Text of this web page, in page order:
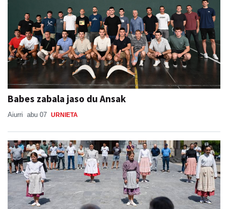
Babes zabala jaso du Ansak
Aiurri abu 07 URNIETA